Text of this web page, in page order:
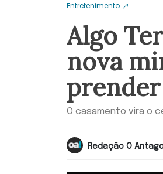
Entretenimento
Algo
nova
O casamento vira o
Redação O